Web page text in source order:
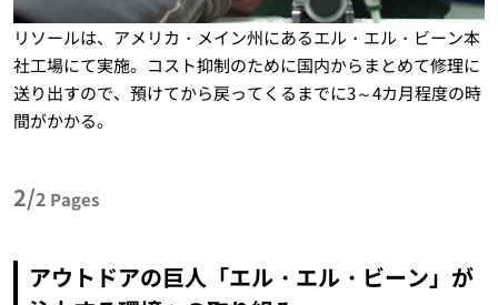
リソールは、アメリカ・メイン州にあるエル・エル・ビーン本
社工場にて実施。コスト抑制のために国内からまとめて修理に
送り出すので、預けてから戻ってくるまでに3～4カ月程度の時
間がかかる。
2/2 Pages
アウトドアの巨人「エル・エル・ビーン」が